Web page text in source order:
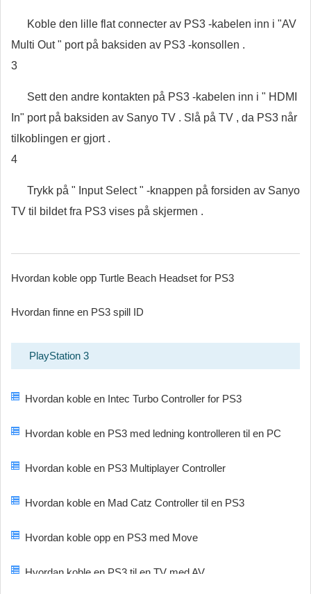
Koble den lille flat connecter av PS3 -kabelen inn i "AV
Multi Out " port på baksiden av PS3 -konsollen .
3
Sett den andre kontakten på PS3 -kabelen inn i " HDMI
In" port på baksiden av Sanyo TV . Slå på TV , da PS3 når
tilkoblingen er gjort .
4
Trykk på " Input Select " -knappen på forsiden av Sanyo
TV til bildet fra PS3 vises på skjermen .
Hvordan koble opp Turtle Beach Headset for PS3
Hvordan finne en PS3 spill ID
PlayStation 3
Hvordan koble en Intec Turbo Controller for PS3
Hvordan koble en PS3 med ledning kontrolleren til en PC
Hvordan koble en PS3 Multiplayer Controller
Hvordan koble en Mad Catz Controller til en PS3
Hvordan koble opp en PS3 med Move
Hvordan koble en PS3 til en TV med AV